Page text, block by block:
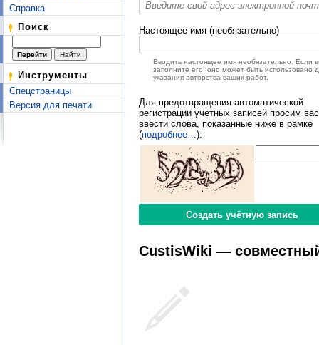
Справка
Поиск
Инструменты
Спецстраницы
Версия для печати
Настоящее имя (необязательно)
Вводить настоящее имя необязательно. Если
заполните его, оно может быть использовано
указания авторства ваших работ.
Для предотвращения автоматической
регистрации учётных записей просим вас
ввести слова, показанные ниже в рамке
(подробнее… ):
CustisWiki —